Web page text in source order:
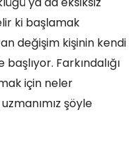
ki başlamak
değişim kişinin kendi
Farkındalığı
için neler
şöyle